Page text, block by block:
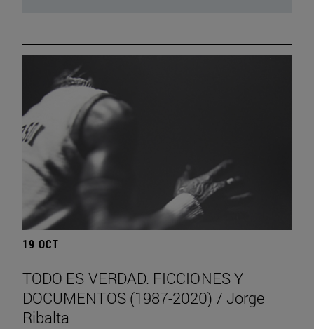
19 OCT
TODO ES VERDAD. FICCIONES Y
DOCUMENTOS (1987-2020) / Jorge
Ribalta